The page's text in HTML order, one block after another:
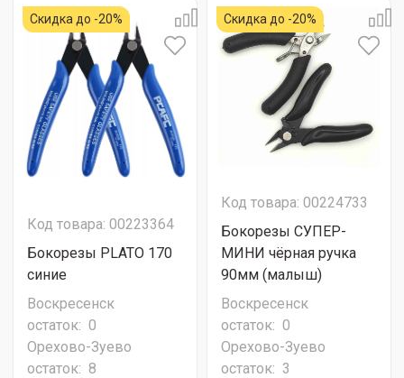
Скидка до -20%
Код товара: 00223364
Бокорезы PLATO 170
синие
Воскресенск
остаток: 0
Орехово-Зуево
остаток: 8
Скидка до -20%
Код товара: 00224733
Бокорезы СУПЕР-
МИНИ чёрная ручка
90мм (малыш)
Воскресенск
остаток: 0
Орехово-Зуево
остаток: 3